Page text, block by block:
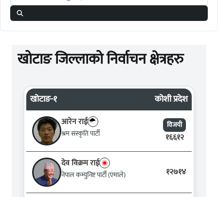
खोटाङ जिल्लाको निर्वाचन क्षेत्रहरु
खोटाङ-१ कोशी प्रदेश
आरेन राई
श्रम संस्कृति पार्टी
विजयी
१६६१२
देव विक्रम राई
नेपाल कम्युनिष्ट पार्टी (एमाले) १२७१४